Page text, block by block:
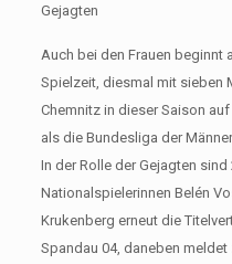
Gejagten
Auch bei den Frauen beginnt
Spielzeit, diesmal mit sieben
Chemnitz in dieser Saison
als die Bundesliga der
In der Rolle der Gejagten
Nationalspielerinnen Belén
Krukenberg erneut die
Spandau 04, daneben